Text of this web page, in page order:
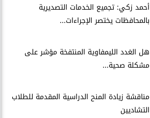
أحمد زكي: تجميع الخدمات التصديرية
بالمحافظات يختصر الإجراءات...
هل الغدد الليمفاوية المنتفخة مؤشر على
مشكلة صحية...
مناقشة زيادة المنح الدراسية المقدمة للطلاب
التشاديين